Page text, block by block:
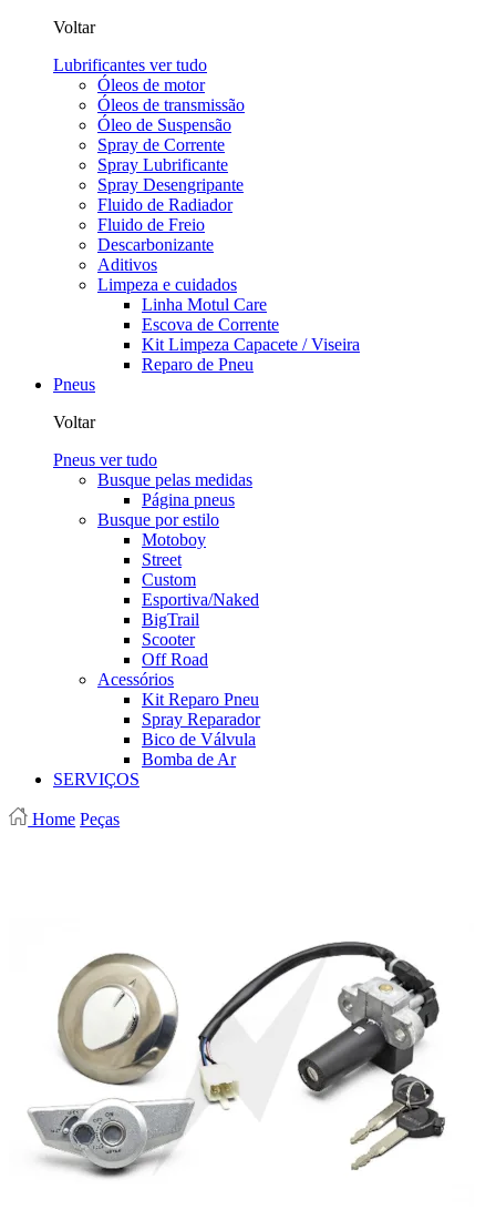
Voltar
Lubrificantes ver tudo
Óleos de motor
Óleos de transmissão
Óleo de Suspensão
Spray de Corrente
Spray Lubrificante
Spray Desengripante
Fluido de Radiador
Fluido de Freio
Descarbonizante
Aditivos
Limpeza e cuidados
Linha Motul Care
Escova de Corrente
Kit Limpeza Capacete / Viseira
Reparo de Pneu
Pneus
Voltar
Pneus ver tudo
Busque pelas medidas
Página pneus
Busque por estilo
Motoboy
Street
Custom
Esportiva/Naked
BigTrail
Scooter
Off Road
Acessórios
Kit Reparo Pneu
Spray Reparador
Bico de Válvula
Bomba de Ar
SERVIÇOS
Home Peças